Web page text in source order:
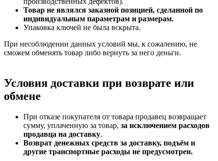
Товар не являлся заказной позицией, сделанной по
индивидуальным параметрам и размерам.
Упаковка ключей не была вскрыта.
При несоблюдении данных условий мы, к сожалению, не
сможем обменять товар либо вернуть за него деньги.
Условия доставки при возврате или
обмене
При отказе покупателя от товара продавец возвращает
сумму, уплаченную за товар, за исключением расходов
продавца на доставку.
Возврат денежных средств за доставку, подъём и
другие транспортные расходы не предусмотрен.